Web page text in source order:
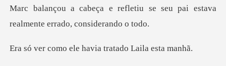
tiu se seu pai estava
realment
le havia tratado